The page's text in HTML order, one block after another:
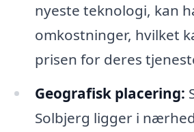
nyeste teknologi, kan
omkostninger, hvilket
prisen for deres
Geografisk placering:
Solbjerg ligger i